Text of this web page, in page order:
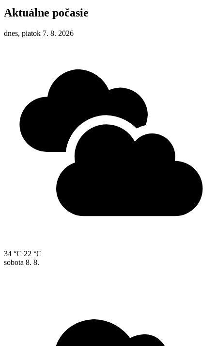
Aktuálne počasie
dnes, piatok 7. 8. 2026
34 °C 22 °C
sobota 8. 8.